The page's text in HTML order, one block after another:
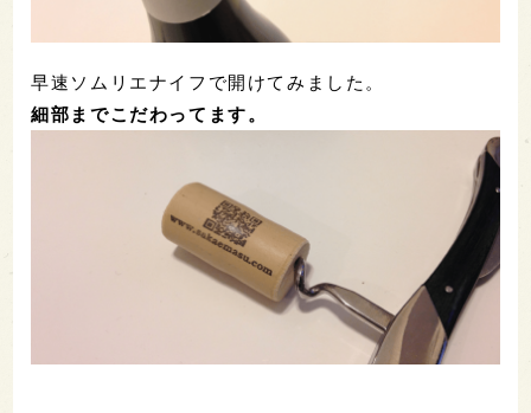
早速ソムリエナイフで開けてみました。
細部までこだわってます。